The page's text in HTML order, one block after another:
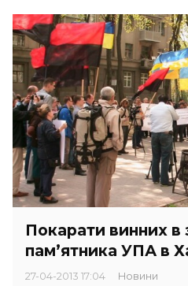
Покарати винних в
пам’ятника УПА в
27-04-2013 17:04 Новини